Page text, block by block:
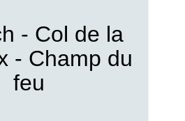
- Col de la
- Champ du
feu